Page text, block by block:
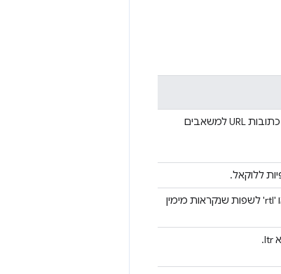
המזהה של התוסף או האפליקציה. יכול להיות שתשתמשו במחרוזת הזו כדי ליצור כתובות URL למשאבים
כיוון הטקסט של הלוקאל הנוכחי, 'ltr' לשפות שנקראות משמאל לימין כמו אנגלית, או 'rtl' לשפות שנקראות מימין